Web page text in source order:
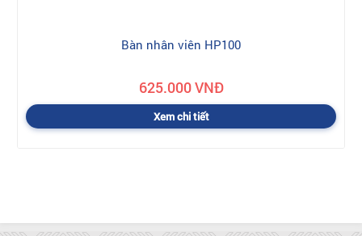
Bàn nhân viên HP100
625.000 VNĐ
Xem chi tiết